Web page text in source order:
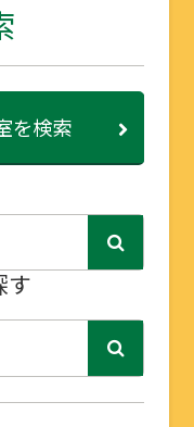
を検索
す